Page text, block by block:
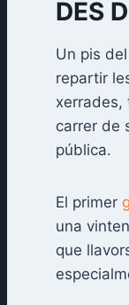
DES
Un pis
repartir
xerrades,
carrer de
pública.
El primer
una
que